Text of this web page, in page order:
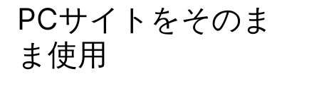
PCサイトをそのま
ま使用